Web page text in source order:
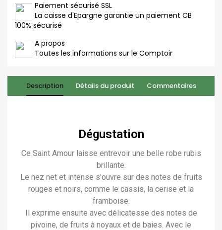
Paiement sécurisé SSL
La caisse d'Epargne garantie un paiement CB
100% sécurisé
A propos
Toutes les informations sur le Comptoir
Description Détails du produit Commentaires
Dégustation
Ce Saint Amour laisse entrevoir une belle robe rubis
brillante.
Le nez net et intense s'ouvre sur des notes de fruits
rouges et noirs, comme le cassis, la cerise et la
framboise.
Il exprime ensuite avec délicatesse des notes de
pivoine, de fruits à noyaux et de baies. Avec le